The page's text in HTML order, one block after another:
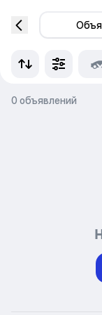
0 объявлений